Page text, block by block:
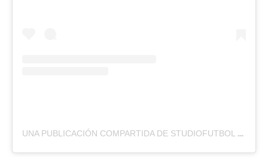
UNA PUBLICACIÓN COMPARTIDA DE STUDIOFUTBOL ⚽️ (@STUDIOFUTBOLWEB)